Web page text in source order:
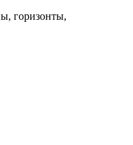
горизонты,